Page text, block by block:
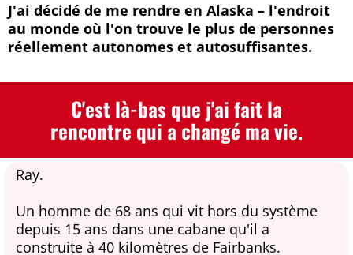
J'ai décidé de me rendre en Alaska – l'endroit
au monde où l'on trouve le plus de personnes
réellement autonomes et autosuffisantes.
C'est là-bas que j'ai fait la
rencontre qui a changé ma vie.
Ray.
Un homme de 68 ans qui vit hors du système
depuis 15 ans dans une cabane qu'il a
construite à 40 kilomètres de Fairbanks.